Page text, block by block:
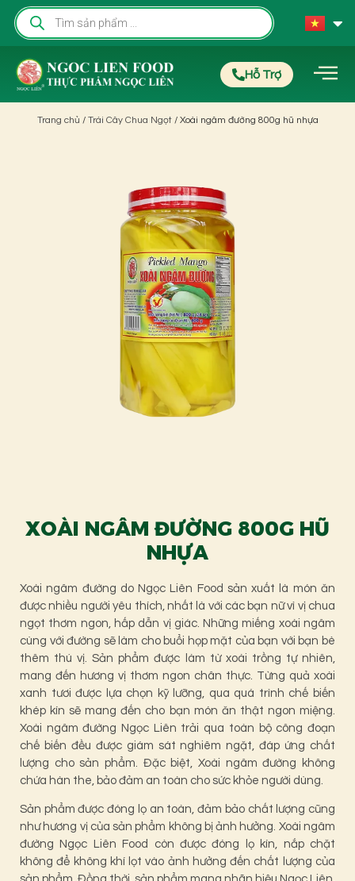
Hỗ Trợ
Trang chủ / Trái Cây Chua Ngọt/ Xoài ngâm đường 800g hũ nhựa
XOÀI NGÂM ĐƯỜNG 800G HŨ
NHỰA
Xoài ngâm đường do Ngọc Liên Food sản xuất là món ăn
được nhiều người yêu thích, nhất là với các bạn nữ vì vị chua
ngọt thơm ngon, hấp dẫn vị giác. Những miếng xoài ngâm
cùng với đường sẽ làm cho buổi họp mặt của bạn với bạn bè
thêm thú vị. Sản phẩm được làm từ xoài trồng tự nhiên,
mang đến hương vị thơm ngon chân thực. Từng quả xoài
xanh tươi được lựa chọn kỹ lưỡng, qua quá trình chế biến
khép kín sẽ mang đến cho bạn món ăn thật ngon miệng.
Xoài ngâm đường Ngọc Liên trải qua toàn bộ công đoạn
chế biến đều được giám sát nghiêm ngặt, đáp ứng chất
lượng cho sản phẩm. Đặc biệt, Xoài ngâm đường không
chứa hàn the, bảo đảm an toàn cho sức khỏe người dùng.
Sản phẩm được đóng lọ an toàn, đảm bảo chất lượng cũng
như hương vị của sản phẩm không bị ảnh hưởng. Xoài ngâm
đường Ngọc Liên Food còn được đóng lọ kín, nắp chặt
không để không khí lọt vào ảnh hưởng đến chất lượng của